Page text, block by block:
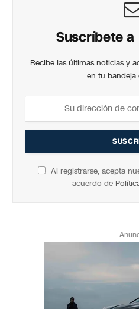
Suscríbete
Recibe las últimas noticias y
en tu bandeja
Al registrarse, acepta
acuerdo de